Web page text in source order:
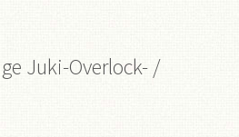
Juki-Overlock- /